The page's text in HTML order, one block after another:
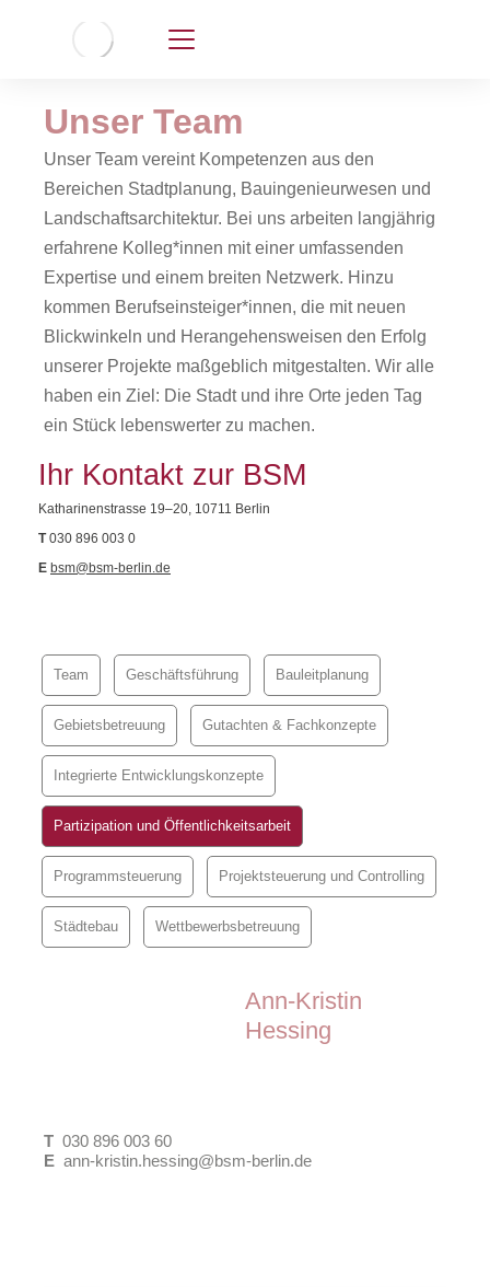
Unser Team
Unser Team vereint Kompetenzen aus den
Bereichen Stadtplanung, Bauingenieurwesen und
Landschaftsarchitektur. Bei uns arbeiten langjährig
erfahrene Kolleg*innen mit einer umfassenden
Expertise und einem breiten Netzwerk. Hinzu
kommen Berufseinsteiger*innen, die mit neuen
Blickwinkeln und Herangehensweisen den Erfolg
unserer Projekte maßgeblich mitgestalten. Wir alle
haben ein Ziel: Die Stadt und ihre Orte jeden Tag
ein Stück lebenswerter zu machen.
Ihr Kontakt zur BSM
Katharinenstrasse 19–20, 10711 Berlin
T030 896 003 0
E bsm@bsm-berlin.de
Team Geschäftsführung Bauleitplanung
Gebietsbetreuung Gutachten & Fachkonzepte
Integrierte Entwicklungskonzepte
Partizipation und Öffentlichkeitsarbeit
Programmsteuerung Projektsteuerung und Controlling
Städtebau Wettbewerbsbetreuung
Ann-Kristin
Hessing
T 030 896 003 60
E ann-kristin.hessing@bsm-berlin.de